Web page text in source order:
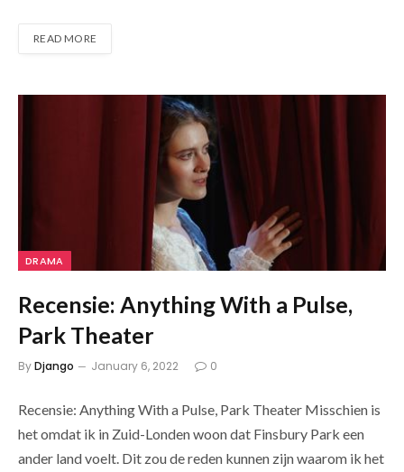
READ MORE
DRAMA
Recensie: Anything With a Pulse,
Park Theater
ByDjango January 6, 2022 0
Recensie: Anything With a Pulse, Park Theater Misschien is
het omdat ik in Zuid-Londen woon dat Finsbury Park een
ander land voelt. Dit zou de reden kunnen zijn waarom ik het